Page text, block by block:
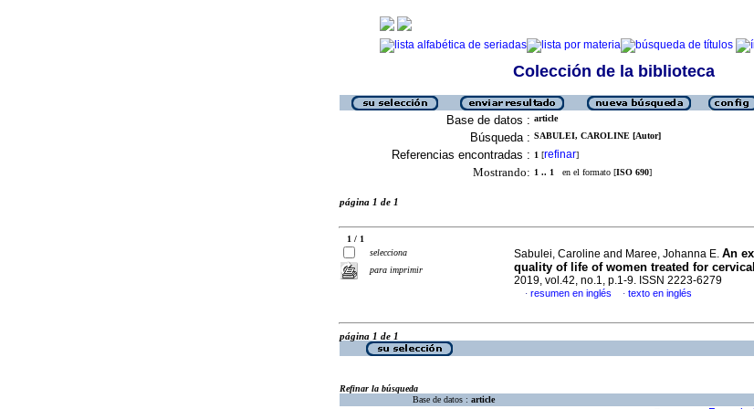
Colección de la biblioteca
Base de datos : article
Búsqueda : SABULEI, CAROLINE [Autor]
Referencias encontradas : 1 [refinar]
Mostrando: 1 .. 1 en el formato [ISO 690]
página 1 de 1
1 / 1
selecciona
para imprimir
Sabulei, Caroline and Maree, Johanna E. An
quality of life of women treated for
2019, vol.42, no.1, p.1-9. ISSN 2223-6279
· resumen en inglés · texto en inglés
página 1 de 1
Refinar la búsqueda
Base de datos : article